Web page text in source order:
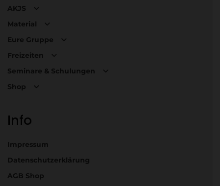
AKJS
Material
Eure Gruppe
Freizeiten
Seminare & Schulungen
Shop
Info
Impressum
Datenschutzerklärung
AGB Shop